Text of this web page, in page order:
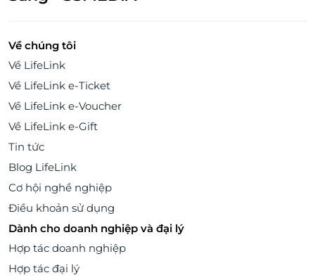
Về chúng tôi
Về LifeLink
Về LifeLink e-Ticket
Về LifeLink e-Voucher
Về LifeLink e-Gift
Tin tức
Blog LifeLink
Cơ hội nghề nghiệp
Điều khoản sử dụng
Dành cho doanh nghiệp và đại lý
Hợp tác doanh nghiệp
Hợp tác đại lý